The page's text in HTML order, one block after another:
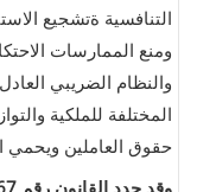
التنافسية ةتشجيع
ومنع الممارسات
والنظام الضريبي
المختلفة للملكية
حقوق العاملين ويحمي